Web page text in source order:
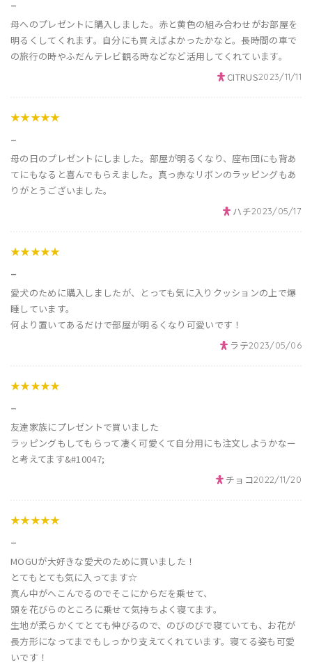
母へのプレゼントに購入しました。赤と黄色の組み合わせがお部屋を
明るくしてくれます。自分にも買えばよかったかなと。長時間の車で
の旅行の時やふだんテレビ観る時などなど活用してくれています。
CITRUS2023/11/11
★★★★★
母の日のプレゼントにしました。部屋が明るくなり、座布団にも背あ
てにもなると喜んでもらえました。真っ赤なリボンのラッピングもあ
りがとうございました。
ハチ2023/05/17
★★★★★
愛犬のために購入しましたが、とっても気に入りクッションの上で爆
睡しています。
何より置いてあるだけで部屋が明るくなり可愛いです！
ラテ2023/05/06
★★★★★
友達家族にプレゼントで買いました
ラッピングもしてもらって凄く可愛くて自分用にも注文しようかなー
と考えてます&#10047;
チョコ2022/11/20
★★★★★
MOGUが大好きな愛犬のために買いました！
とてもとても気に入ってます☆
真ん中がへこんでるのでそこにからだを乗せて、
頭を花びらのところに乗せて気持ちよく寝てます。
生地が柔らかくてとても伸びるので、のびのびで寝ていても、お花が
長方形になってまでもしっかり支えてくれています。寝てる姿も可愛
いです！